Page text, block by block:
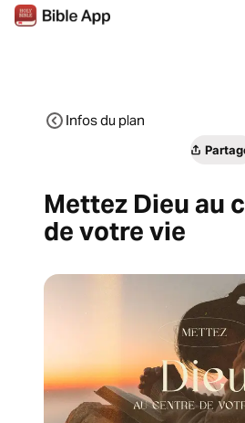
Infos du plan
Mettez Dieu au
de votre vie